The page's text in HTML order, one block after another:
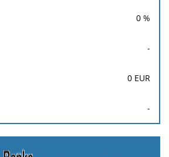
0 %
-
0 EUR
-